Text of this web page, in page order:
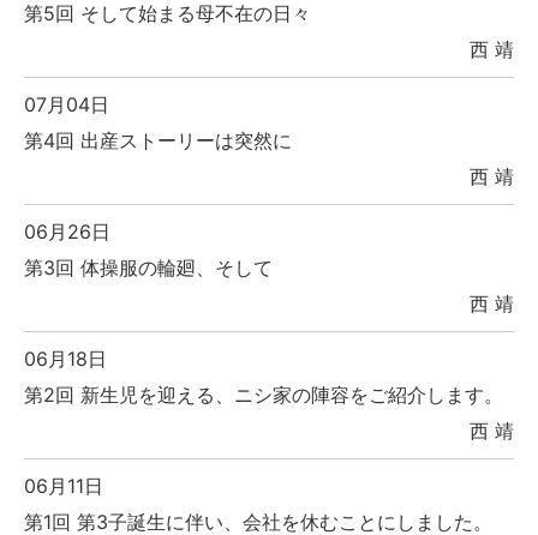
第5回 そして始まる母不在の日々
西 靖
07月04日
第4回 出産ストーリーは突然に
西 靖
06月26日
第3回 体操服の輪廻、そして
西 靖
06月18日
第2回 新生児を迎える、ニシ家の陣容をご紹介します。
西 靖
06月11日
第1回 第3子誕生に伴い、会社を休むことにしました。